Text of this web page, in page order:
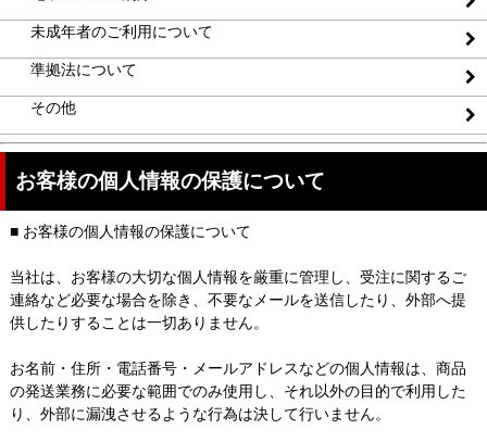
未成年者のご利用について
準拠法について
その他
お客様の個人情報の保護について
■ お客様の個人情報の保護について
当社は、お客様の大切な個人情報を厳重に管理し、受注に関するご
連絡など必要な場合を除き、不要なメールを送信したり、外部へ提
供したりすることは一切ありません。
お名前・住所・電話番号・メールアドレスなどの個人情報は、商品
の発送業務に必要な範囲でのみ使用し、それ以外の目的で利用した
り、外部に漏洩させるような行為は決して行いません。